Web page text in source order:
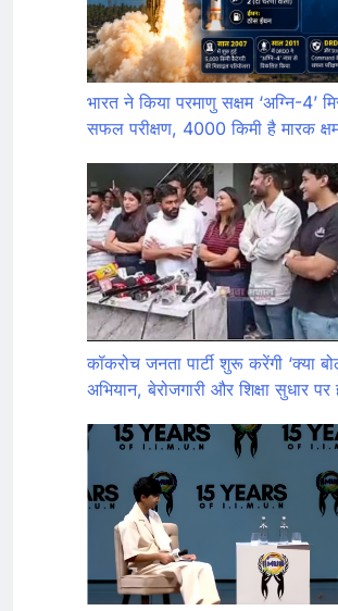
भारत ने किया परमाणु सक्षम ‘अग्नि-4’
सफल परीक्षण, 4000 किमी है मारक
कॉकरोच जनता पार्टी शुरू करेंगी ‘क्या
अभियान, बेरोजगारी और शिक्षा सुधार